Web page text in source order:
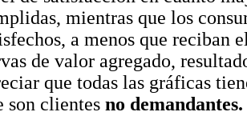
mientras que los
a menos que
de valor agregado,
que todas las gráficas
son clientes no demandantes.